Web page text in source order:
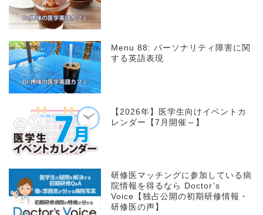
Menu 88: パーソナリティ障害に関
する英語表現
【2026年】医学生向けイベントカ
レンダー【7月開催～】
研修医マッチングに参加している病
院情報を得るなら Doctor’s
Voice【独占公開の初期研修情報・
研修医の声】